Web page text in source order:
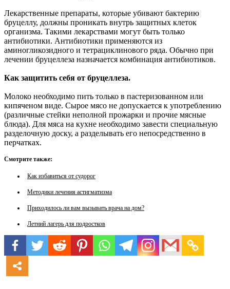
Лекарственные препараты, которые убивают бактерию
бруцеллу, должны проникать внутрь защитных клеток
организма. Такими лекарствами могут быть только
антибиотики. Антибиотики применяются из
аминогликозидного и тетрациклинового ряда. Обычно при
лечении бруцеллеза назначается комбинация антибиотиков.
Как защитить себя от бруцеллеза.
Молоко необходимо пить только в пастеризованном или
кипяченом виде. Сырое мясо не допускается к употреблению
(различные стейки неполной прожарки и прочие мясные
блюда). Для мяса на кухне необходимо завести специальную
разделочную доску, а разделывать его непосредственно в
перчатках.
Смотрите также:
Как избавиться от судорог
Методики лечения астигматизма
Приходилось ли вам вызывать врача на дом?
Летний лагерь для подростков